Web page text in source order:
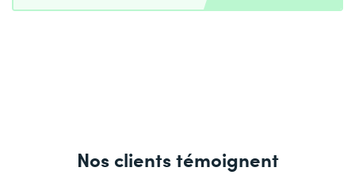
Nos clients témoignent